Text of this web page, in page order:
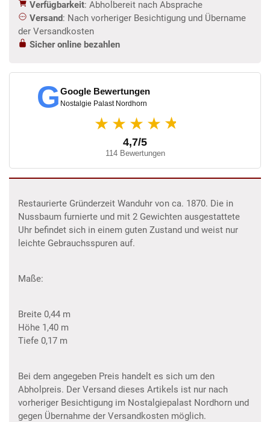
Verfügbarkeit: Abholbereit nach Absprache
Versand: Nach vorheriger Besichtigung und Übername
der Versandkosten
Sicher online bezahlen
GGoogle Bewertungen
Nostalgie Palast Nordhorn
★★★★ ★
4,7/5
114 Bewertungen
Restaurierte Gründerzeit Wanduhr von ca. 1870. Die in
Nussbaum furnierte und mit 2 Gewichten ausgestattete
Uhr befindet sich in einem guten Zustand und weist nur
leichte Gebrauchsspuren auf.
Maße:
Breite 0,44 m
Höhe 1,40 m
Tiefe 0,17 m
Bei dem angegeben Preis handelt es sich um den
Abholpreis. Der Versand dieses Artikels ist nur nach
vorheriger Besichtigung im Nostalgiepalast Nordhorn und
gegen Übernahme der Versandkosten möglich.